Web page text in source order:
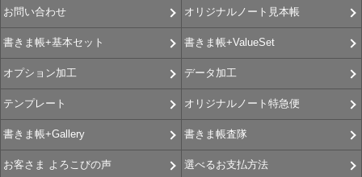
お問い合わせ オリジナルノート見本帳
書きま帳+基本セット 書きま帳+ValueSet
オプション加工 データ加工
テンプレート オリジナルノート特急便
書きま帳+Gallery 書きま帳査隊
お客さま よろこびの声 選べるお支払方法